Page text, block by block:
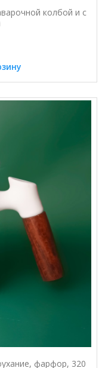
колбой и с
фарфор, 320